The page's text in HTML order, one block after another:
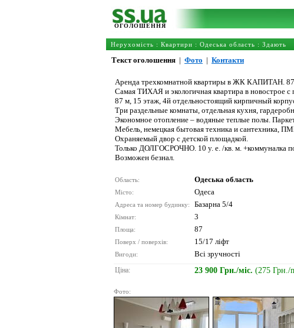
ОГОЛОШЕННЯ
Нерухомість : Квартири : Одеська область : Здають
Текст оголошення | Фото | Контакти
Аренда трехкомнатной квартиры в ЖК КАПИТАН.
Самая ТИХАЯ и экологичная квартира в новострое
87 м, 15 этаж, 4й отдельностоящий кирпичный
Три раздельные комнаты, отдельная кухня,
Экономное отопление – водяные теплые полы.
Мебель, немецкая бытовая техника и сантехника,
Охраняемый двор с детской площадкой.
Только ДОЛГОСРОЧНО. 10 у. е. /кв. м. +коммуналка по
Возможен безнал.
Область: Одеська область
Місто: Одеса
Адреса та номер будинку: Базарна 5/4
Кімнат: 3
Площа: 87
Поверх / поверхів: 15/17 ліфт
Вигоди: Всі зручності
Ціна: 23 900 Грн./міс. (275 Грн./
Фото: